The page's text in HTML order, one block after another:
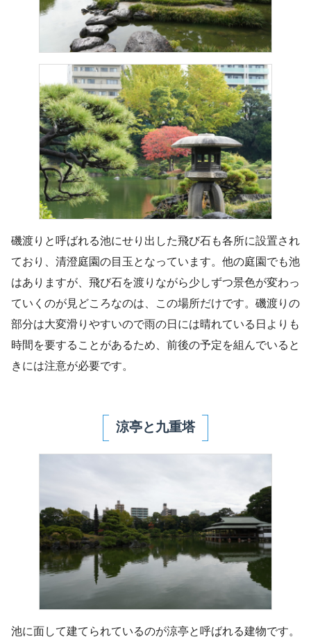
磯渡りと呼ばれる池にせり出した飛び石も各所に設置され
ており、清澄庭園の目玉となっています。他の庭園でも池
はありますが、飛び石を渡りながら少しずつ景色が変わっ
ていくのが見どころなのは、この場所だけです。磯渡りの
部分は大変滑りやすいので雨の日には晴れている日よりも
時間を要することがあるため、前後の予定を組んでいると
きには注意が必要です。
涼亭と九重塔
池に面して建てられているのが涼亭と呼ばれる建物です。